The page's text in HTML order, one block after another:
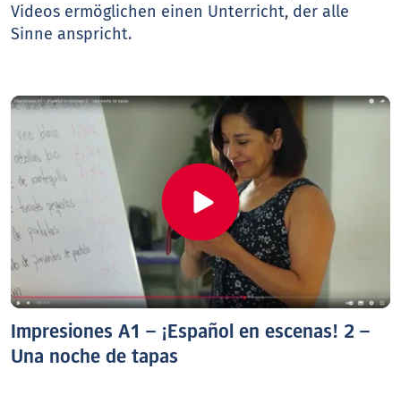
Videos ermöglichen einen Unterricht, der alle
Sinne anspricht.
Impresiones A1 – ¡Español en escenas! 2 –
Una noche de tapas